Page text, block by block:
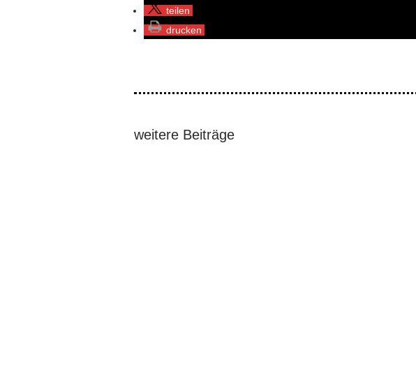
teilen
drucken
weitere Beiträge